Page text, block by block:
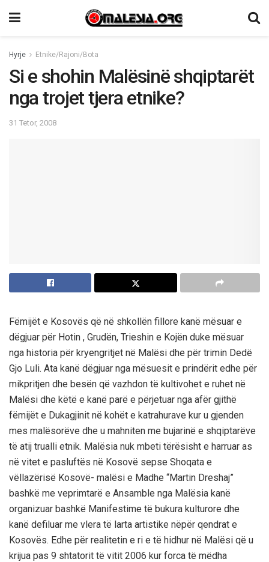
Hyrje Etnike/Rajoni/Bota
Si e shohin Malësinë shqiptarët
nga trojet tjera etnike?
31 Tetor, 2008
Fëmijët e Kosovës që në shkollën fillore kanë mësuar e
dëgjuar për Hotin , Grudën, Trieshin e Kojën duke mësuar
nga historia për kryengritjet në Malësi dhe për trimin Dedë
Gjo Luli. Ata kanë dëgjuar nga mësuesit e prindërit edhe për
mikpritjen dhe besën që vazhdon të kultivohet e ruhet në
Malësi dhe këtë e kanë parë e përjetuar nga afër gjithë
fëmijët e Dukagjinit në kohët e katrahurave kur u gjenden
mes malësorëve dhe u mahniten me bujarinë e shqiptarëve
të atij trualli etnik. Malësia nuk mbeti tërësisht e harruar as
në vitet e pasluftës në Kosovë sepse Shoqata e
vëllazërisë Kosovë- malësi e Madhe “Martin Dreshaj”
bashkë me veprimtarë e Ansamble nga Malësia kanë
organizuar bashkë Manifestime të bukura kulturore dhe
kanë defiluar me vlera të larta artistike nëpër qendrat e
Kosovës. Edhe për realitetin e ri e të hidhur në Malësi që u
krijua pas 9 shtatorit të vitit 2006 kur forca të mëdha